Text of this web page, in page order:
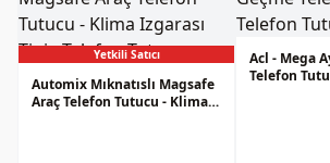
Yetkili Satıcı
Automix Mıknatıslı Magsafe
Araç Telefon Tutucu - Klima
Acl - Mega
Telefon